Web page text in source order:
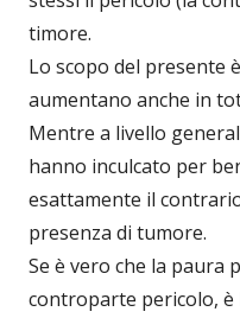
timore.
Lo scopo del presente
aumentano anche in
Mentre a livello
hanno inculcato per
esattamente il
presenza di tumore.
Se è vero che la paura
controparte pericolo, è